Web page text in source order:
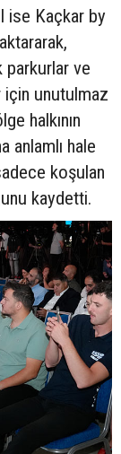
ise Kaçkar by
parkurlar ve
için unutulmaz
halkının
anlamlı hale
koşulan
kaydetti.